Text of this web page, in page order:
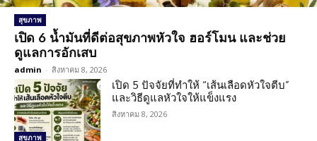
สุขภาพ
เปิด 6 น้ำมันที่ดีต่อสุขภาพหัวใจ ฮอร์โมน และช่วย
ดูแลการอักเสบ
admin - สิงหาคม 8, 2026
สุขภาพ
เปิด 5 ปัจจัยที่ทำให้ “เส้นเลือดหัวใจตีบ”
และวิธีดูแลหัวใจให้แข็งแรง
สิงหาคม 8, 2026